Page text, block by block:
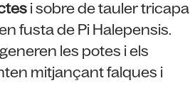
i sobre de tauler tricapa
fusta de Pi Halepensis.
les potes i els
mitjançant falques i